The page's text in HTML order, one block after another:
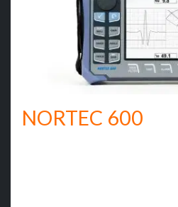
NORTEC 600